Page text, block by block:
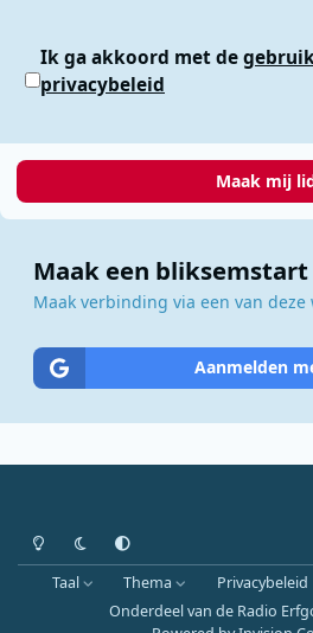
Ik ga akkoord met de
privacybeleid
Maak mij
Maak een bliksemstart
Maak verbinding via een van deze
Aanmelden
Heldere modus
Donkere modus
Systeemvoorkeur
Taal Thema Privacybeleid
Onderdeel van de Radio